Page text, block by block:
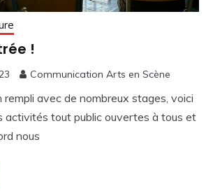
!
Communication Arts en Scène
avec de nombreux stages, voici
activités tout public ouvertes à tous et
nous